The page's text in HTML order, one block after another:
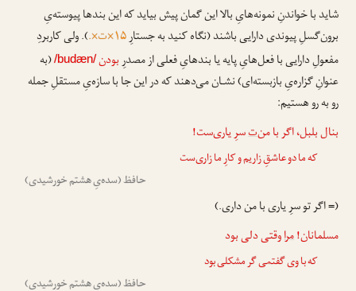
شاید با خواندنِ نمونه‌هایِ بالا این گمان پیش بیاید که این بندها پیوسته‌یِ
برون‌گسلِ پیوندی دارایی باشند (نگاه کنید به جستارِ۱۵×ت×.
). ولی کاربردِ
مفعولِ دارایی با فعل‌هایِ پایه یا بندهایِ فعلی از مصدرِبودن/budæn/(به
عنوانِ گزاره‌یِ بازبسته‌ای) نشـان می‌دهند که در این جا با سازه‌یِ مستقلِ جمله
رو به رو هستیم:
بنال بلبل، اگر با من‌تسرِ یاری‌ست!
که ما دو عاشقِ زاریم و کارِ ما زاری‌ست
حافظ (سده‌یِ هشتم خورشیدی)
(= اگر تو سرِ یاری با من داری.)
مسلمانان!مراوقتی دلی بود
که با وی گفتمی گر مشکلی بود
حافظ (سده‌یِ هشتم خورشیدی)